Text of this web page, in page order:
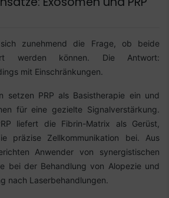
zunehmend die Frage, ob beide
werden können. Die Antwort:
mit Einschränkungen.
setzen PRP als Basistherapie ein und
für eine gezielte Signalverstärkung.
liefert die Fibrin-Matrix als Gerüst,
präzise Zellkommunikation bei. Aus
Anwender von synergistischen
bei der Behandlung von Alopezie und
nach Laserbehandlungen.